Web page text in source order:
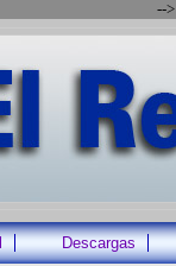
-->
Descargas